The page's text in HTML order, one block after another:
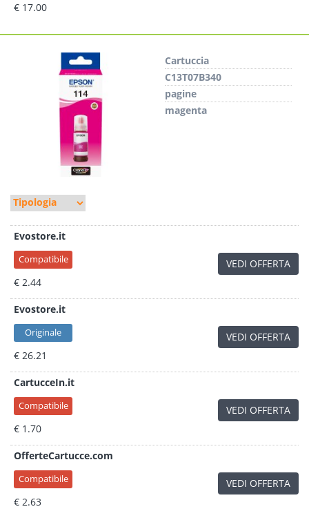
€ 17.00
Cartuccia
C13T07B340
pagine
magenta
Evostore.it
Compatibile
€ 2.44
VEDI OFFERTA
Evostore.it
Originale
€ 26.21
VEDI OFFERTA
CartucceIn.it
Compatibile
€ 1.70
VEDI OFFERTA
OfferteCartucce.com
Compatibile
€ 2.63
VEDI OFFERTA